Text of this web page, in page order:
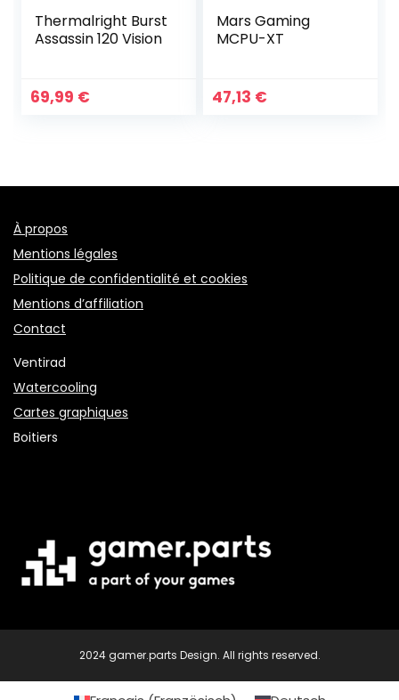
Thermalright Burst
Assassin 120 Vision
69,99 €
Mars Gaming
MCPU-XT
47,13 €
À propos
Mentions légales
Politique de confidentialité et cookies
Mentions d’affiliation
Contact
Ventirad
Watercooling
Cartes graphiques
Boitiers
2024 gamer.parts Design. All rights reserved.